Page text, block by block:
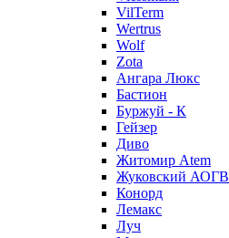
VilTerm
Wertrus
Wolf
Zota
Ангара Люкс
Бастион
Буржуй - К
Гейзер
Диво
Житомир Аtem
Жуковский АОГВ
Конорд
Лемакс
Луч